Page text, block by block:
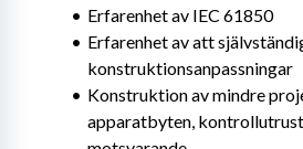
Erfarenhet av IEC 61850
Erfarenhet av att
konstruktionsanpassningar
Konstruktion av mindre
apparatbyten,